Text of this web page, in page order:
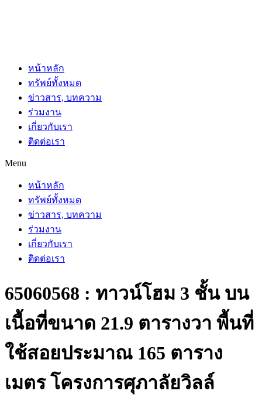
หน้าหลัก
ทรัพย์ทั้งหมด
ข่าวสาร, บทความ
ร่วมงาน
เกี่ยวกับเรา
ติดต่อเรา
Menu
หน้าหลัก
ทรัพย์ทั้งหมด
ข่าวสาร, บทความ
ร่วมงาน
เกี่ยวกับเรา
ติดต่อเรา
65060568 : ทาวน์โฮม 3 ชั้น บน
เนื้อที่ขนาด 21.9 ตารางวา พื้นที่
ใช้สอยประมาณ 165 ตาราง
เมตร โครงการศุภาลัยวิลล์